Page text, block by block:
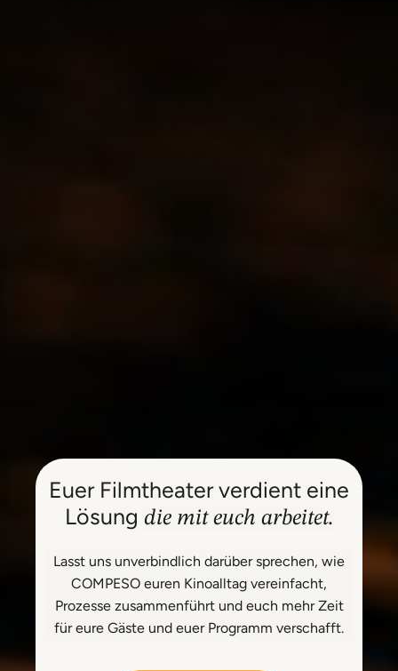
Euer Filmtheater verdient eine
Lösung die mit euch arbeitet.
Lasst uns unverbindlich darüber sprechen, wie
COMPESO euren Kinoalltag vereinfacht,
Prozesse zusammenführt und euch mehr Zeit
für eure Gäste und euer Programm verschafft.